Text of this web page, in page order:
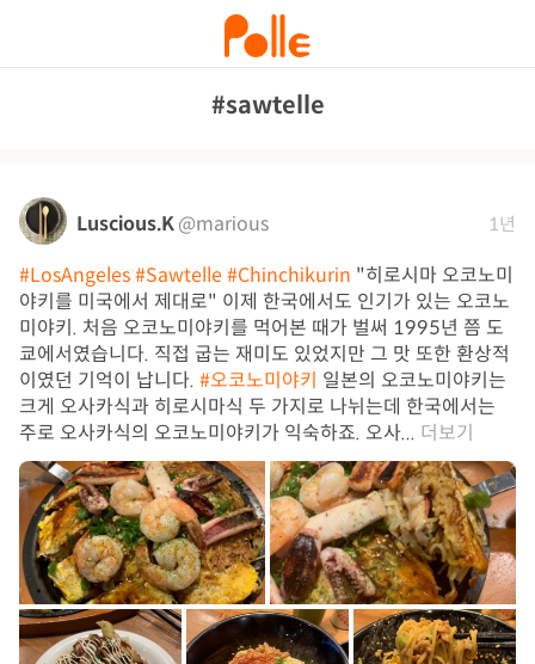
#sawtelle
Luscious.K@marious 1년
#LosAngeles#Sawtelle#Chinchikurin "히로시마 오코노미
야키를 미국에서 제대로" 이제 한국에서도 인기가 있는 오코노
미야키. 처음 오코노미야키를 먹어본 때가 벌써 1995년 쯤 도
쿄에서였습니다. 직접 굽는 재미도 있었지만 그 맛 또한 환상적
이였던 기억이 납니다. #오코노미야키 일본의 오코노미야키는
크게 오사카식과 히로시마식 두 가지로 나뉘는데 한국에서는
주로 오사카식의 오코노미야키가 익숙하죠. 오사... 더보기